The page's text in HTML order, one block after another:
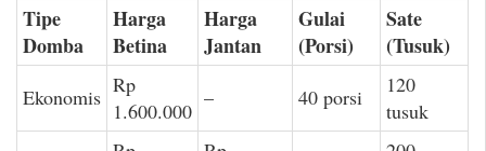
Tipe
Domba
Harga
Betina
Harga
Jantan
Gulai
(Porsi)
Sate
(Tusuk)
Ekonomis Rp
1.600.000
– 40 porsi
120
tusuk